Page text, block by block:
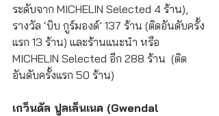
ระดับจาก MICHELIN Selected 4 ร้าน),
รางวัล ‘บิบ กูร์มองด์’ 137 ร้าน (ติดอันดับครั้ง
แรก 13 ร้าน) และร้านแนะนำ หรือ
MICHELIN Selected อีก 288 ร้าน  (ติด
อันดับครั้งแรก 50 ร้าน)
เกว็นดัล ปูลเล็นเนค (Gwendal